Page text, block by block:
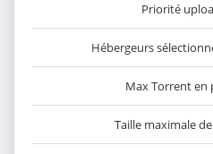
Priorité
Hébergeurs
Max Torrent en
Taille maximale